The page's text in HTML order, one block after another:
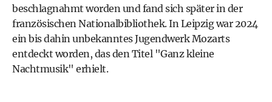
beschlagnahmt worden und fand sich später in der
französischen Nationalbibliothek. In Leipzig war 2024
ein bis dahin unbekanntes Jugendwerk Mozarts
entdeckt worden, das den Titel "Ganz kleine
Nachtmusik" erhielt.